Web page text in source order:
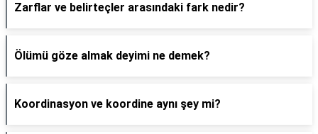
Zarflar ve belirteçler arasındaki fark nedir?
Ölümü göze almak deyimi ne demek?
Koordinasyon ve koordine aynı şey mi?